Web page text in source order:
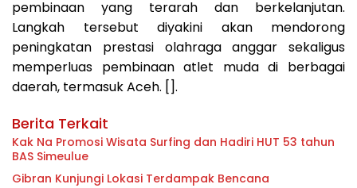
pembinaan yang terarah dan berkelanjutan.
Langkah tersebut diyakini akan mendorong
peningkatan prestasi olahraga anggar sekaligus
memperluas pembinaan atlet muda di berbagai
daerah, termasuk Aceh. [].
Berita Terkait
Kak Na Promosi Wisata Surfing dan Hadiri HUT 53 tahun
BAS Simeulue
Gibran Kunjungi Lokasi Terdampak Bencana